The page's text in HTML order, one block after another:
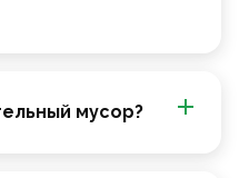
мусор?